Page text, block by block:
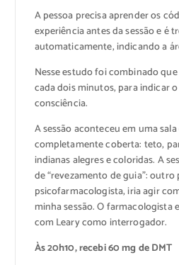
A pessoa precisa aprender os
experiência antes da sessão e é
automaticamente, indicando a
Nesse estudo foi combinado
cada dois minutos, para indicar
consciência.
A sessão aconteceu em uma
completamente coberta: teto,
indianas alegres e coloridas. A
de “revezamento de guia”:
psicofarmacologista, iria agir
minha sessão. O farmacologista
com Leary como interrogador.
Às 20h10, recebi 60 mg de DMT